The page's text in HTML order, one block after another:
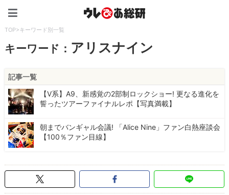
TOP>キーワード別一覧
キーワード： アリスナイン
記事一覧
【V系】A9、新感覚の2部制ロックショー! 更なる進化を
誓ったツアーファイナルレポ【写真満載】
朝までバンギャル会議! 「Alice Nine」ファン白熱座談会
【100％ファン目線】